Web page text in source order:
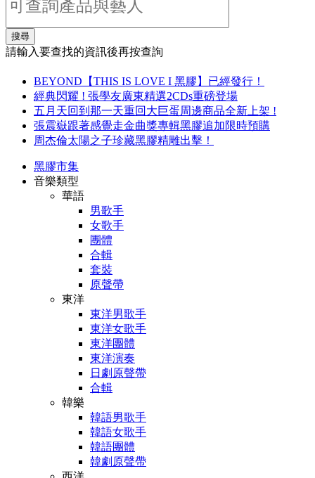
搜尋
請輸入要查找的資訊後再按查詢
BEYOND【THIS IS LOVE I 黑膠】已經發行！
經典閃耀 ! 張學友廣東精選2CDs重磅登場
五月天回到那一天重回大巨蛋周邊商品全新上架 !
張震嶽跟著感覺走金曲獎專輯黑膠追加限時預購
周杰倫太陽之子珍藏黑膠精雕出擊！
黑膠市集
音樂類型
華語
男歌手
女歌手
團體
合輯
套裝
原聲帶
東洋
東洋男歌手
東洋女歌手
東洋團體
東洋演奏
日劇原聲帶
合輯
韓樂
韓語男歌手
韓語女歌手
韓語團體
韓劇原聲帶